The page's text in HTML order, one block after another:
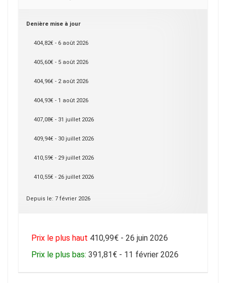
Denière mise à jour
404,82€ - 6 août 2026
405,60€ - 5 août 2026
404,96€ - 2 août 2026
404,93€ - 1 août 2026
407,08€ - 31 juillet 2026
409,94€ - 30 juillet 2026
410,59€ - 29 juillet 2026
410,55€ - 26 juillet 2026
Depuis le: 7 février 2026
Prix le plus haut 410,99€ - 26 juin 2026
Prix le plus bas: 391,81€ - 11 février 2026